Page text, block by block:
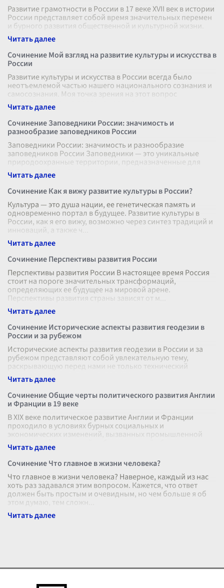
Развитие грамотности в России в 17 веке XVII век в истории
России представляет собой время значительных перемен
и бурного развития общественной и культурной жизни.
Одним из ключев
Сочинение Мой взгляд на развитие культуры и искусства в
России
Развитие культуры и искусства в России всегда было
неотъемлемой частью нашего национального сознания и
самосознания. Моя точка зрения на этот вопрос
формировалась на протяжении мно
Сочинение Заповедники России: значимость и
разнообразие заповедников России
Заповедники России: значимость и разнообразие
заповедников России Заповедники — это уникальные
природоохранные территории, предназначенные для
охраны и изучения природных комплекс
Сочинение Как я вижу развитие культуры в России?
Культура — это душа нации, ее генетическая память и
одновременно портал в будущее. Развитие культуры в
России, как я его вижу, возможно через синтез традиций и
инноваций, а также ч
Сочинение Перспективы развития России
Перспективы развития России В настоящее время Россия
стоит на пороге значительных трансформаций,
определяющих ее будущее на мировой арене.
Перспективы развития страны зависят от м
Сочинение Исторические аспекты развития геодезии в
России и за рубежом
Исторические аспекты развития геодезии в России и за
рубежом представляют собой увлекательную тему,
раскрывающую перед нами не только технический
прогресс, но и культурные, политич
Сочинение Общие черты политического развития Англии
и Франции в 19 веке
В XIX веке политическое развитие Англии и Франции
проходило в условиях бурных социальных и
экономических изменений, вызванных промышленной
революцией и широкой либерализацией общес
Сочинение Что главное в жизни человека?
Что главное в жизни человека? Наверное, каждый из нас
хоть раз задавался этим вопросом. Кажется, что ответ
должен быть простым и очевидным, но чем больше я об
этом думаю, тем сложн